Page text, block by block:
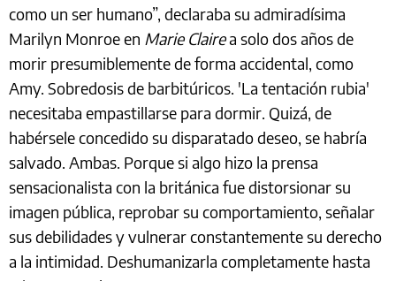
como un ser humano”, declaraba su admiradísima
Marilyn Monroe en Marie Clairea solo dos años de
morir presumiblemente de forma accidental, como
Amy. Sobredosis de barbitúricos. 'La tentación rubia'
necesitaba empastillarse para dormir. Quizá, de
habérsele concedido su disparatado deseo, se habría
salvado. Ambas. Porque si algo hizo la prensa
sensacionalista con la británica fue distorsionar su
imagen pública, reprobar su comportamiento, señalar
sus debilidades y vulnerar constantemente su derecho
a la intimidad. Deshumanizarla completamente hasta